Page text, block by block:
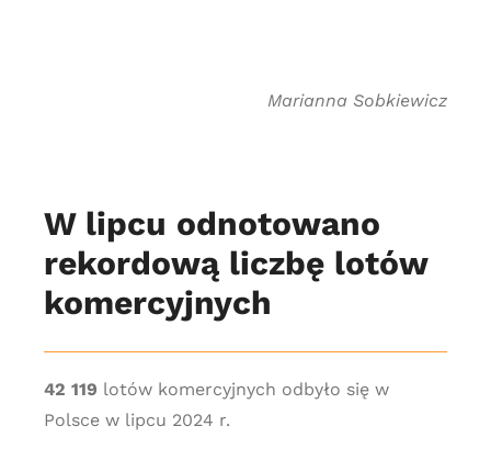
Marianna Sobkiewicz
W lipcu odnotowano
rekordową liczbę lotów
komercyjnych
42 119 lotów komercyjnych odbyło się w
Polsce w lipcu 2024 r.